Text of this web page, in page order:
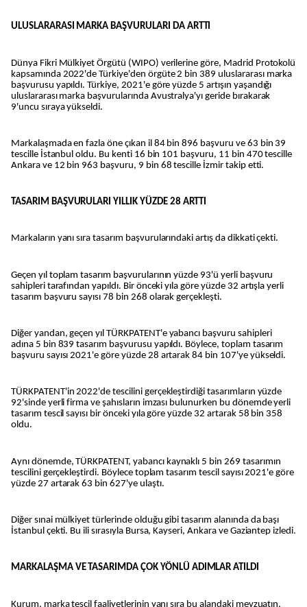
ULUSLARARASI MARKA BAŞVURULARI DA ARTTI
Dünya Fikri Mülkiyet Örgütü (WIPO) verilerine göre, Madrid Protokolü
kapsamında 2022'de Türkiye'den örgüte 2 bin 389 uluslararası marka
başvurusu yapıldı. Türkiye, 2021'e göre yüzde 5 artışın yaşandığı
uluslararası marka başvurularında Avustralya'yı geride bırakarak
9'uncu sıraya yükseldi.
Markalaşmada en fazla öne çıkan il 84 bin 896 başvuru ve 63 bin 39
tescille İstanbul oldu. Bu kenti 16 bin 101 başvuru, 11 bin 470 tescille
Ankara ve 12 bin 963 başvuru, 9 bin 68 tescille İzmir takip etti.
TASARIM BAŞVURULARI YILLIK YÜZDE 28 ARTTI
Markaların yanı sıra tasarım başvurularındaki artış da dikkati çekti.
Geçen yıl toplam tasarım başvurularının yüzde 93'ü yerli başvuru
sahipleri tarafından yapıldı. Bir önceki yıla göre yüzde 32 artışla yerli
tasarım başvuru sayısı 78 bin 268 olarak gerçekleşti.
Diğer yandan, geçen yıl TÜRKPATENT'e yabancı başvuru sahipleri
adına 5 bin 839 tasarım başvurusu yapıldı. Böylece, toplam tasarım
başvuru sayısı 2021'e göre yüzde 28 artarak 84 bin 107'ye yükseldi.
TÜRKPATENT'in 2022'de tescilini gerçekleştirdiği tasarımların yüzde
92'sinde yerli firma ve şahısların imzası bulunurken bu dönemde yerli
tasarım tescil sayısı bir önceki yıla göre yüzde 32 artarak 58 bin 358
oldu.
Aynı dönemde, TÜRKPATENT, yabancı kaynaklı 5 bin 269 tasarımın
tescilini gerçekleştirdi. Böylece toplam tasarım tescil sayısı 2021'e göre
yüzde 27 artarak 63 bin 627'ye ulaştı.
Diğer sınai mülkiyet türlerinde olduğu gibi tasarım alanında da başı
İstanbul çekti. Bu ili sırasıyla Bursa, Kayseri, Ankara ve Gaziantep izledi.
MARKALAŞMA VE TASARIMDA ÇOK YÖNLÜ ADIMLAR ATILDI
Kurum, marka tescil faaliyetlerinin yanı sıra bu alandaki mevzuatın,